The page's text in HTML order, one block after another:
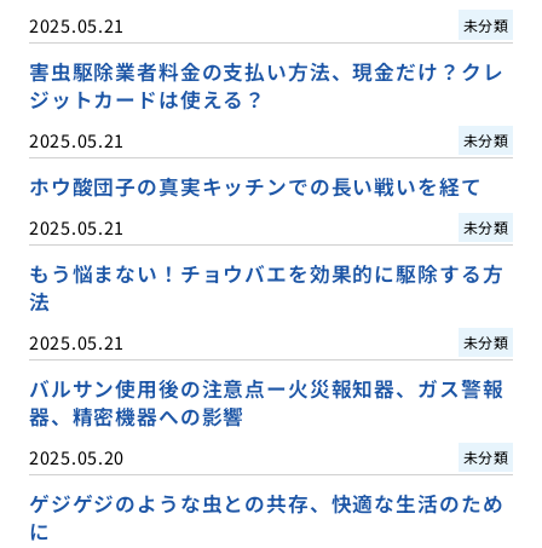
2025.05.21 未分類
害虫駆除業者料金の支払い方法、現金だけ？クレ
ジットカードは使える？
2025.05.21 未分類
ホウ酸団子の真実キッチンでの長い戦いを経て
2025.05.21 未分類
もう悩まない！チョウバエを効果的に駆除する方
法
2025.05.21 未分類
バルサン使用後の注意点ー火災報知器、ガス警報
器、精密機器への影響
2025.05.20 未分類
ゲジゲジのような虫との共存、快適な生活のため
に